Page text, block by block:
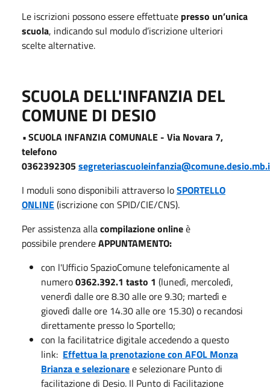
Le iscrizioni possono essere effettuate presso un’unica
scuola, indicando sul modulo d’iscrizione ulteriori
scelte alternative.
SCUOLA DELL'INFANZIA DEL
COMUNE DI DESIO
•SCUOLA INFANZIA COMUNALE - Via Novara 7,
telefono
0362392305
I moduli sono disponibili attraverso loSPORTELLO
ONLINE(iscrizione con SPID/CIE/CNS).
Per assistenza allacompilazione onlineè
possibile prendereAPPUNTAMENTO:
con l'Ufficio SpazioComune telefonicamente al
numero0362.392.1 tasto 1 (lunedì, mercoledì,
venerdì dalle ore 8.30 alle ore 9.30; martedì e
giovedì dalle ore 14.30 alle ore 15.30) o recandosi
direttamente presso lo Sportello;
con la facilitatrice digitale accedendo a questo
link: Effettua la prenotazione con AFOL Monza
Brianza e selezionaree selezionare Punto di
facilitazione di Desio. Il Punto di Facilitazione